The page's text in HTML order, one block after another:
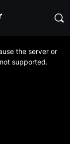
the server or
supported.